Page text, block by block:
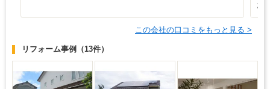
た
この会社の口コミをもっと見る >
リフォーム事例 （13件）